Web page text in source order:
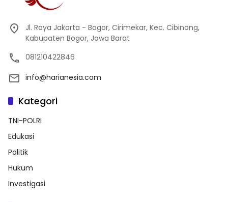
Jl. Raya Jakarta - Bogor, Cirimekar, Kec. Cibinong,
Kabupaten Bogor, Jawa Barat
081210422846
info@harianesia.com
Kategori
TNI-POLRI
Edukasi
Politik
Hukum
Investigasi